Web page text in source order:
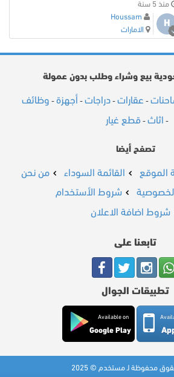
منذ 5 سنة
H
Houssam
الامارات
بيع وشراء وطلب بدون عمولة
- عقارات - دراجات - أجهزة - وظائف
- اثاث -قطع غيار
تصفح أيضا
الموقع القائمة السوداء
من نحن
شروط الأستخدام
شروط اضافة الاعلان
تابعنا على
تطبيقات الجوال
Available on
Google Play
محفوظة لـ مستخدم © 2025